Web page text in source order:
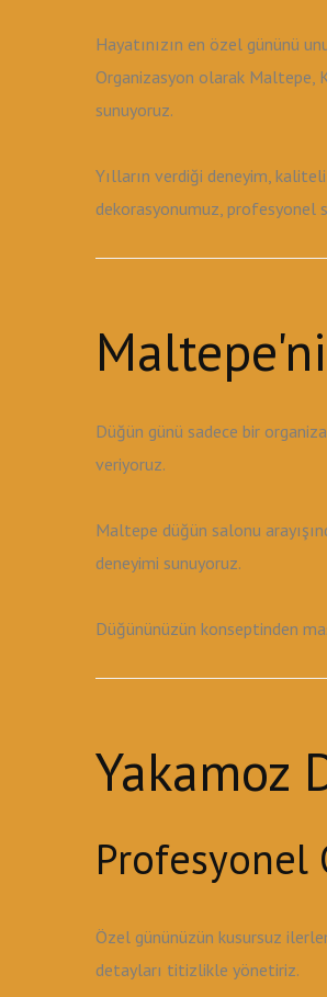
Hayatınızın en özel gününü
Organizasyon olarak Maltepe,
sunuyoruz.
Yılların verdiği deneyim,
dekorasyonumuz, profesyonel
Düğün günü sadece bir
veriyoruz.
Maltepe düğün salonu
deneyimi sunuyoruz.
Düğününüzün konseptinden
Yakamoz
Profesyonel
Özel gününüzün kusursuz
detayları titizlikle yönetiriz.